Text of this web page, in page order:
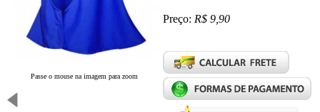
Passe o mouse na imagem para zoom
Preço: R$ 9,90